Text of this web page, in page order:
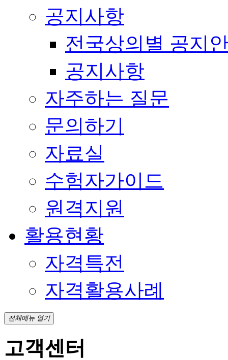
공지사항
전국상의별 공지
공지사항
자주하는 질문
문의하기
자료실
수험자가이드
원격지원
활용현황
자격특전
자격활용사례
전체메뉴 열기
고객센터